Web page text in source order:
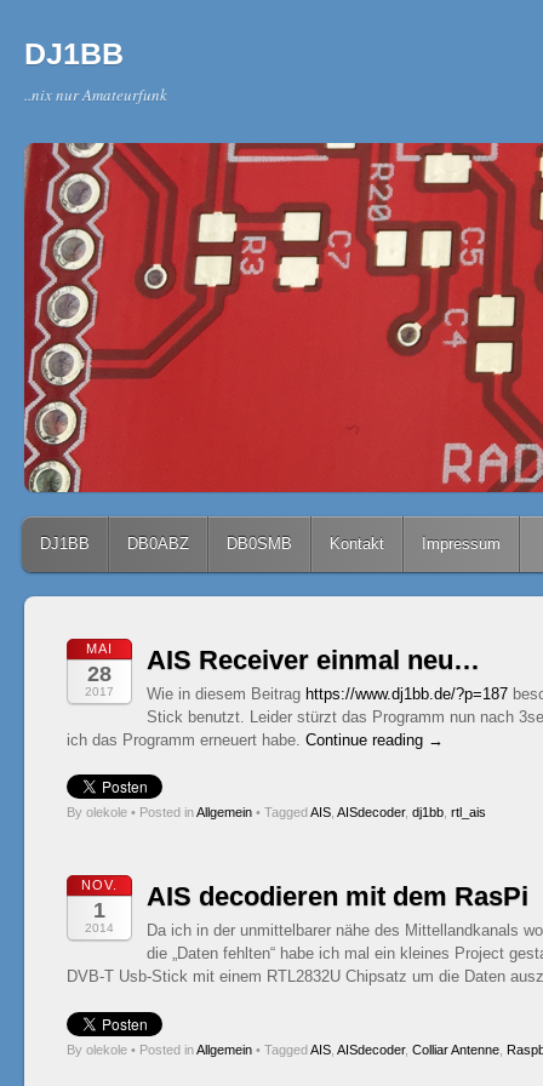
DJ1BB
..nix nur Amateurfunk
Main menu
Skip to content
DJ1BB DB0ABZ DB0SMB Kontakt Impressum
MAI
28
2017
AIS Receiver einmal neu…
Wie in diesem Beitrag https://www.dj1bb.de/?p=187
Stick benutzt. Leider stürzt das Programm nun nach
ich das Programm erneuert habe. Continue reading →
By olekole • Posted inAllgemein • Tagged AIS AISdecoder, dj1bb rtl_ais
NOV.
1
2014
AIS decodieren mit dem RasPi
Da ich in der unmittelbarer nähe des Mittellandkanals
die „Daten fehlten“ habe ich mal ein kleines Project
DVB-T Usb-Stick mit einem RTL2832U Chipsatz um die Daten
By olekole • Posted inAllgemein • TaggedAIS AISdecoder, Colliar Antenne